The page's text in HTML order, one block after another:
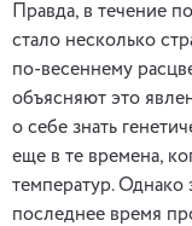
Правда, в течение
стало несколько
по-весеннему
объясняют это
о себе знать
еще в те времена,
температур. Однако
последнее время